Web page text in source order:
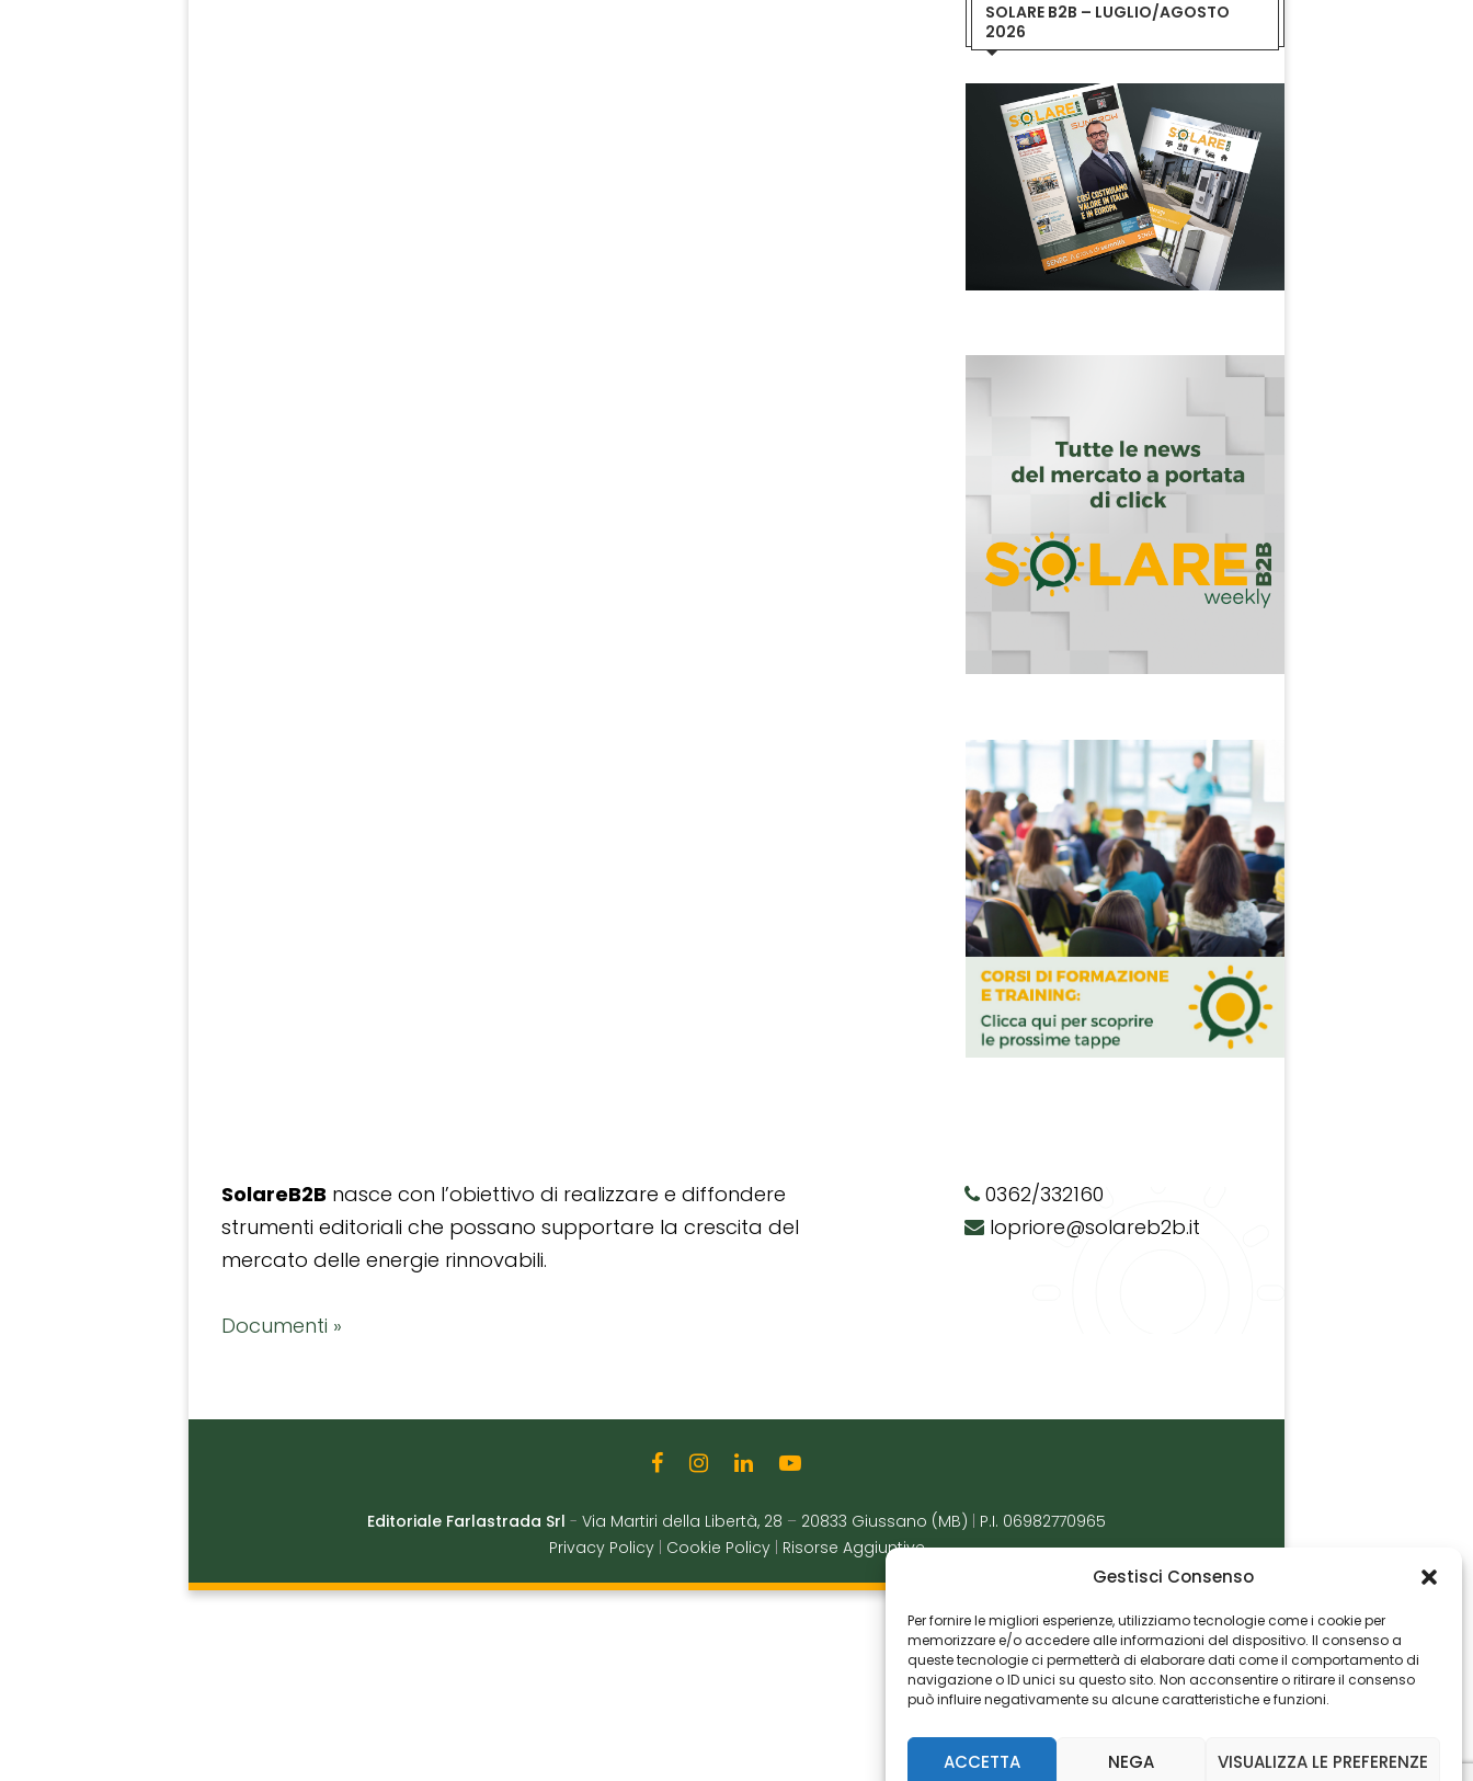
Gestisci Consenso
Per fornire le migliori esperienze, utilizziamo tecnologie come i cookie per
memorizzare e/o accedere alle informazioni del dispositivo. Il consenso a
queste tecnologie ci permetterà di elaborare dati come il comportamento di
navigazione o ID unici su questo sito. Non acconsentire o ritirare il consenso
può influire negativamente su alcune caratteristiche e funzioni.
ACCETTA NEGA VISUALIZZA LE PREFERENZE
SOLARE B2B – LUGLIO/AGOSTO
2026
SolareB2B nasce con l’obiettivo di realizzare e diffondere
strumenti editoriali che possano supportare la crescita del
mercato delle energie rinnovabili.
Documenti »
0362/332160
lopriore@solareb2b.it
Editoriale Farlastrada Srl - Via Martiri della Libertà, 28 – 20833 Giussano (MB)
P.I. 06982770965
Privacy Policy
Cookie Policy Risorse Aggiuntive